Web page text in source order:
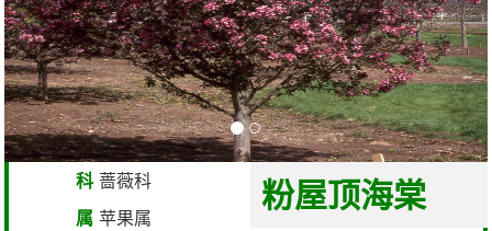
粉屋顶海棠
科 蔷薇科
属 苹果属